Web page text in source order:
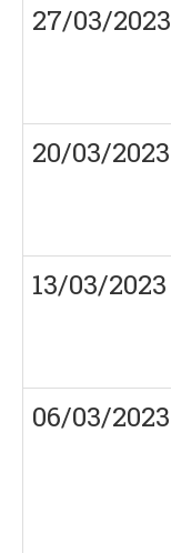
27/03/2023
20/03/2023
13/03/2023
06/03/2023